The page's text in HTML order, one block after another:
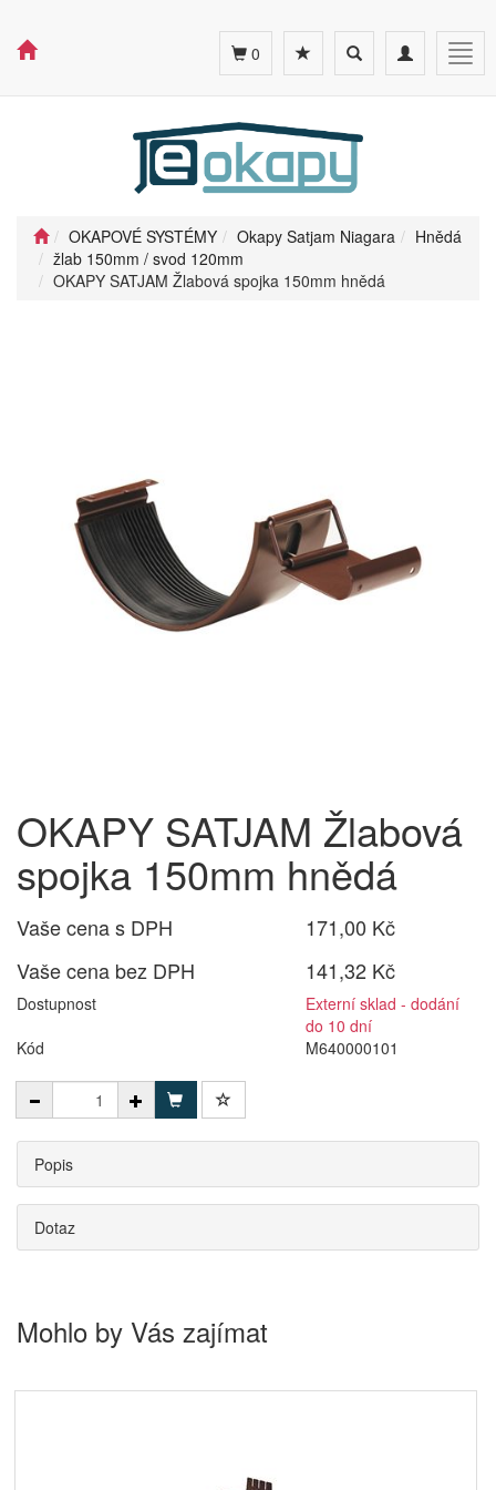
Toggle
navigation
Toggle
search
0
OKAPOVÉ SYSTÉMY Okapy Satjam Niagara
Hnědá
žlab 150mm / svod 120mm
OKAPY SATJAM Žlabová spojka 150mm hnědá
OKAPY SATJAM Žlabová
spojka 150mm hnědá
Vaše cena s DPH
171,00 Kč
Vaše cena bez DPH
141,32 Kč
Dostupnost
Externí sklad - dodání
do 10 dní
Kód
M640000101
Popis
Dotaz
Mohlo by Vás zajímat